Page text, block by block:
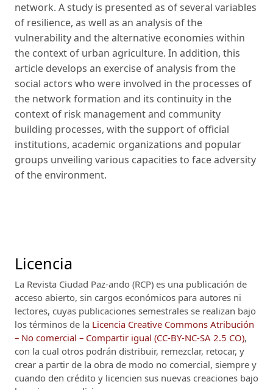
network. A study is presented as of several variables
of resilience, as well as an analysis of the
vulnerability and the alternative economies within
the context of urban agriculture. In addition, this
article develops an exercise of analysis from the
social actors who were involved in the processes of
the network formation and its continuity in the
context of risk management and community
building processes, with the support of official
institutions, academic organizations and popular
groups unveiling various capacities to face adversity
of the environment.
Licencia
La Revista Ciudad Paz-ando (RCP) es una publicación de
acceso abierto, sin cargos económicos para autores ni
lectores, cuyas publicaciones semestrales se realizan bajo
los términos de la Licencia Creative Commons Atribución
– No comercial – Compartir igual (CC-BY-NC-SA 2.5 CO),
con la cual otros podrán distribuir, remezclar, retocar, y
crear a partir de la obra de modo no comercial, siempre y
cuando den crédito y licencien sus nuevas creaciones bajo